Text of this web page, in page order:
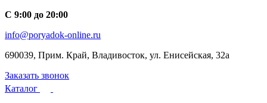
С 9:00 до 20:00
info@poryadok-online.ru
690039, Прим. Край, Владивосток, ул. Енисейская, 32а
Заказать звонок
Каталог